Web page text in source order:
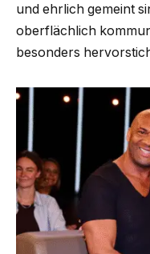
und ehrlich gemeint
oberflächlich
besonders